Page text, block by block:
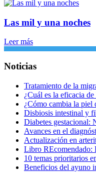
Las mil y una noches
Leer más
Noticias
Tratamiento de la
¿Cuál es la eficacia
¿Cómo cambia la
Disbiosis intestinal y
Diabetes gestacional:
Avances en el
Actualización en
Libro
10 temas prioritarios
Beneficios del ayuno